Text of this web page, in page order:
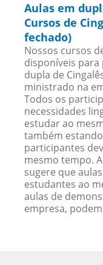
Aulas em
Cursos de
fechado)
Nossos cursos
disponíveis para
dupla de
ministrado na
Todos os
necessidades
estudar ao
também
participantes
mesmo tempo.
sugere que
estudantes ao
aulas de
empresa,